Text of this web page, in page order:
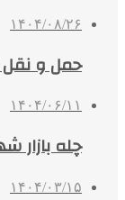
۱۴۰۴/۰۸/۲۶
حمل و
۱۴۰۴/۰۶/۱۱
چله بازار
۱۴۰۴/۰۳/۱۵